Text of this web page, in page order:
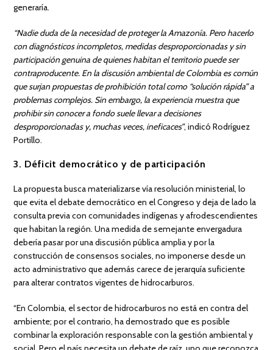
generaría.
“Nadie duda de la necesidad de proteger la Amazonía. Pero hacerlo
con diagnósticos incompletos, medidas desproporcionadas y sin
participación genuina de quienes habitan el territorio puede ser
contraproducente. En la discusión ambiental de Colombia es común
que surjan propuestas de prohibición total como “solución rápida” a
problemas complejos. Sin embargo, la experiencia muestra que
prohibir sin conocer a fondo suele llevar a decisiones
desproporcionadas y, muchas veces, ineficaces”, indicó Rodríguez
Portillo.
3. Déficit democrático y de participación
La propuesta busca materializarse vía resolución ministerial, lo
que evita el debate democrático en el Congreso y deja de lado la
consulta previa con comunidades indígenas y afrodescendientes
que habitan la región. Una medida de semejante envergadura
debería pasar por una discusión pública amplia y por la
construcción de consensos sociales, no imponerse desde un
acto administrativo que además carece de jerarquía suficiente
para alterar contratos vigentes de hidrocarburos.
“En Colombia, el sector de hidrocarburos no está en contra del
ambiente; por el contrario, ha demostrado que es posible
combinar la exploración responsable con la gestión ambiental y